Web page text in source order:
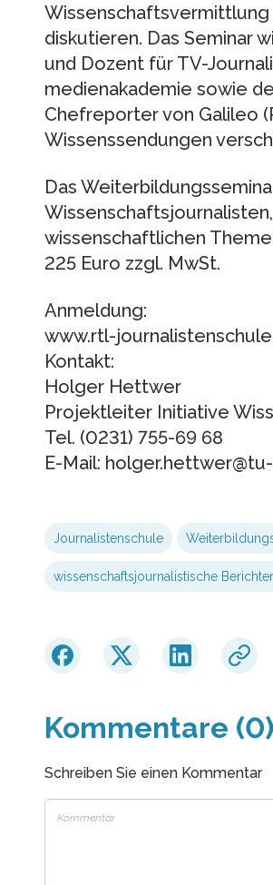
diskutieren. Das Seminar
und Dozent für TV-
medienakademie sowie
Chefreporter von Galileo
Wissenssendungen
Das
wissenschaftlichen
225 Euro zzgl. MwSt.
Anmeldung:
www.rtl-
Kontakt:
Holger Hettwer
Projektleiter Initiative
Tel. (0231) 755-69 68
E-Mail:
Journalistenschule
wissenschaftsjournalistische
Kommentare (0)
Schreiben Sie einen Kommentar